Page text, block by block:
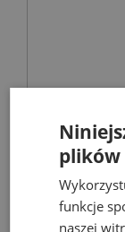
FERROLI
Design
Kotły C.O. na
plików
funkcje
naszej